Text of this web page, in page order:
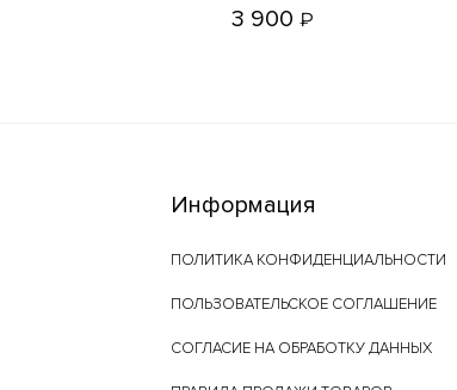
3 900 ₽
Информация
ПОЛИТИКА КОНФИДЕНЦИАЛЬНОСТИ
ПОЛЬЗОВАТЕЛЬСКОЕ СОГЛАШЕНИЕ
СОГЛАСИЕ НА ОБРАБОТКУ ДАННЫХ